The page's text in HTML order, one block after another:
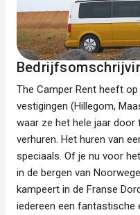
The Camper Rent heeft
vestigingen (Hillegom,
waar ze het hele jaar door
verhuren. Het huren van
speciaals. Of je nu voor
in de bergen van
kampeert in de Franse
iedereen een fantastische